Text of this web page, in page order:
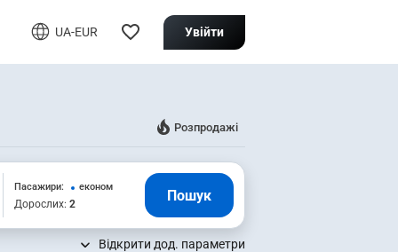
UA-EUR Увійти
Розпродажі
Пасажири: економ
Дорослих:2
Пошук
Відкрити дод. параметри